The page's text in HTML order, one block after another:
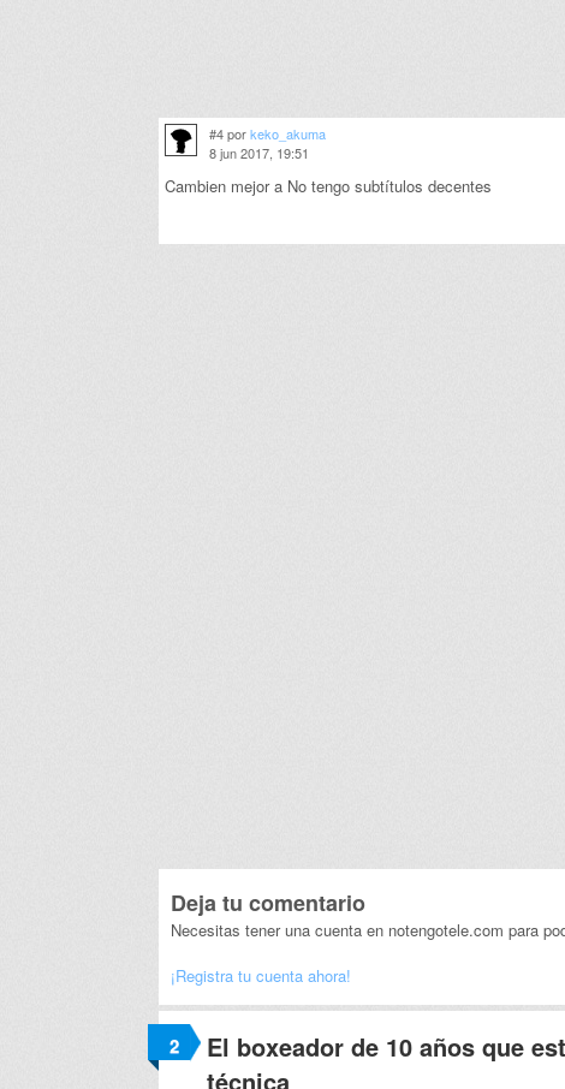
#4 porkeko_akuma
8 jun 2017, 19:51
Cambien mejor a No tengo subtítulos decentes
Deja tu comentario
Necesitas tener una cuenta en notengotele.com para
¡Registra tu cuenta ahora!
2
El boxeador de 10 años que
técnica